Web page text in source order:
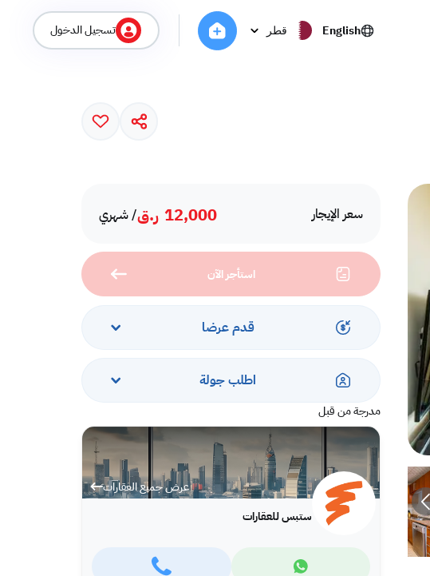
English قطر تسجيل الدخول
سعر الإيجار 12,000 ر.ق/ شهري
استأجر الآن
قدم عرضا
اطلب جولة
مدرجة من قبل
عرض جميع العقارات
ستبس للعقارات